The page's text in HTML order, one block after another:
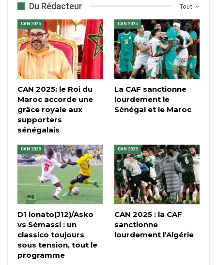
Tout
Du Rédacteur
CAN 2025
CAN 2025: le Roi du
Maroc accorde une
grâce royale aux
supporters
sénégalais
CAN 2025
La CAF sanctionne
lourdement le
Sénégal et le Maroc
CAN 2025
D1 lonato(J12)/Asko
vs Sémassi : un
classico toujours
sous tension, tout le
programme
CAN 2025
CAN 2025 : la CAF
sanctionne
lourdement l’Algérie